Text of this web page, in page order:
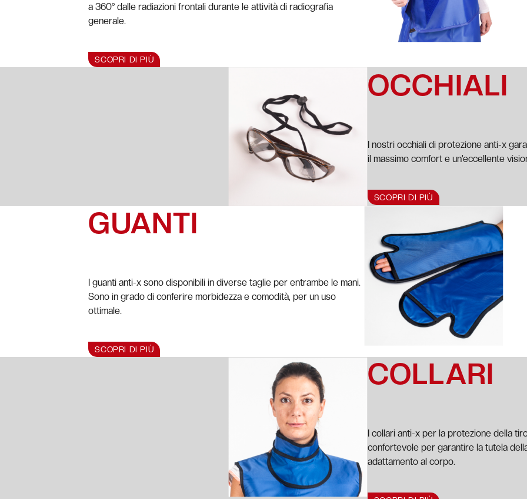
a 360° dalle radiazioni frontali durante le attività di radiografia
generale.
SCOPRI DI PIÙ
OCCHIALI
I nostri occhiali di protezione anti-x
il massimo comfort e un’eccellente
SCOPRI DI PIÙ
GUANTI
I guanti anti-x sono disponibili in diverse taglie per entrambe le mani.
Sono in grado di conferire morbidezza e comodità, per un uso
ottimale.
SCOPRI DI PIÙ
COLLARI
I collari anti-x per la protezione della
confortevole per garantire la tutela
adattamento al corpo.